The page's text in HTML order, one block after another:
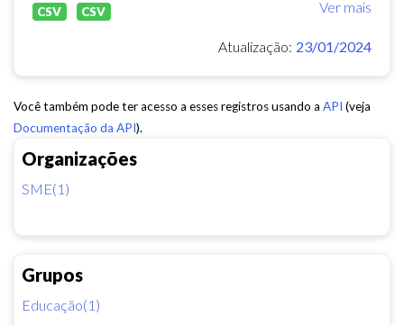
Organizações
SME(1)
Grupos
Educação(1)
Ver mais
CSV CSV
Atualização: 23/01/2024
Você também pode ter acesso a esses registros usando a API (veja
Documentação da API).